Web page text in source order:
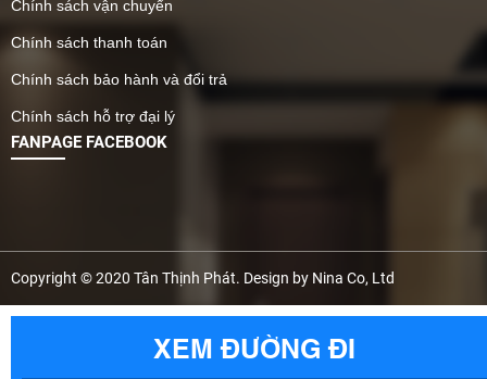
Chính sách vận chuyển
Chính sách thanh toán
Chính sách bảo hành và đổi trả
Chính sách hỗ trợ đại lý
FANPAGE FACEBOOK
Copyright © 2020 Tân Thịnh Phát. Design by Nina Co, Ltd
XEM ĐƯỜNG ĐI